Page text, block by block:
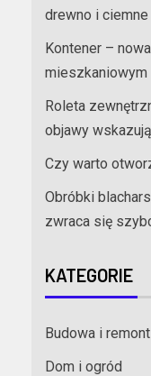
drewno i
Kontener –
mieszkaniowym
Roleta
objawy
Czy warto
Obróbki
zwraca się
KATEGORIE
Budowa i remont
Dom i ogród